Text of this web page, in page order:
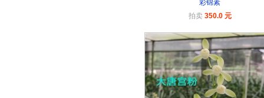
彩锦素
拍卖 350.0 元